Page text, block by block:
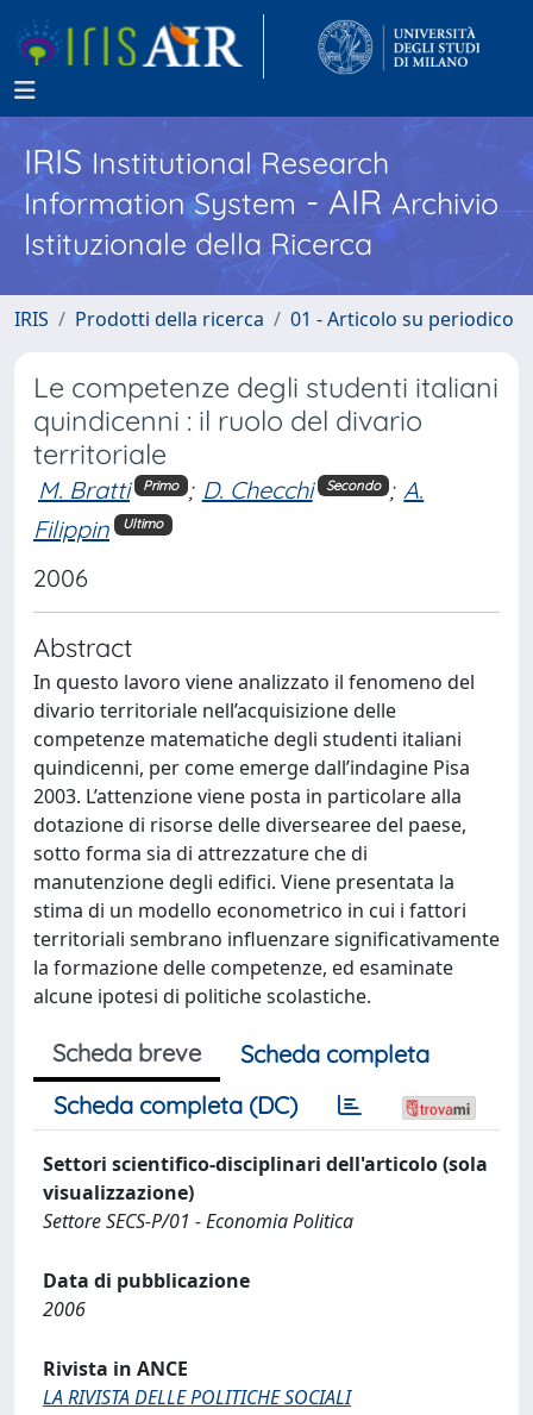
IRISInstitutional Research
Information System - AIR Archivio
Istituzionale della Ricerca
IRIS Prodotti della ricerca 01 - Articolo su periodico
Le competenze degli studenti italiani
quindicenni : il ruolo del divario
territoriale
M. Bratti Primo ; D. Checchi Secondo ; A.
Filippin
Ultimo
2006
Abstract
In questo lavoro viene analizzato il fenomeno del
divario territoriale nell’acquisizione delle
competenze matematiche degli studenti italiani
quindicenni, per come emerge dall’indagine Pisa
2003. L’attenzione viene posta in particolare alla
dotazione di risorse delle diversearee del paese,
sotto forma sia di attrezzature che di
manutenzione degli edifici. Viene presentata la
stima di un modello econometrico in cui i fattori
territoriali sembrano influenzare significativamente
la formazione delle competenze, ed esaminate
alcune ipotesi di politiche scolastiche.
Scheda breve
Scheda completa
Scheda completa (DC)
Settori scientifico-disciplinari dell'articolo (sola
visualizzazione)
Settore SECS-P/01 - Economia Politica
Data di pubblicazione
2006
Rivista in ANCE
LA RIVISTA DELLE POLITICHE SOCIALI